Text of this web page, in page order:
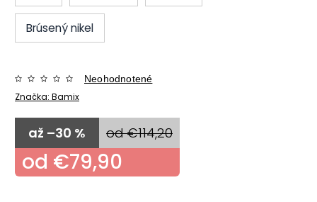
Brúsený nikel
Značka: Bamix
Neohodnotené
od €114,20
až –30 %
od €79,90